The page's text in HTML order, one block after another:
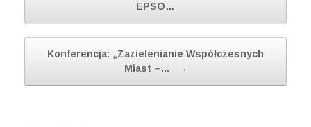
EPSO…
Konferencja: „Zazielenianie Współczesnych
Miast –…
→